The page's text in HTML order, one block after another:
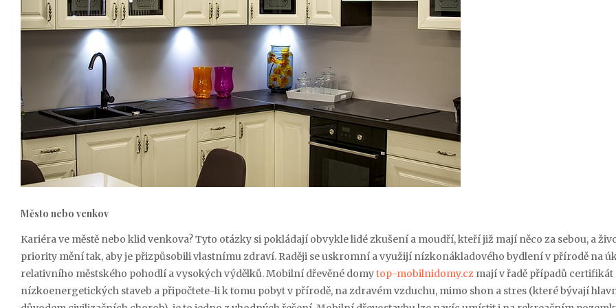
Město nebo venkov
Kariéra ve městě nebo klid venkova? Tyto otázky si pokládají obvykle lidé zkušení a moudří, kteří již mají něco za sebou, a
priority mění tak, aby je přizpůsobili vlastnímu zdraví. Raději se uskromní a využijí nízkonákladového bydlení v přírodě na
relativního městského pohodlí a vysokých výdělků. Mobilní dřevěné domytop-mobilnidomy.cz mají v řadě případů certifikát
nízkoenergetických staveb a připočtete-li k tomu pobyt v přírodě, na zdravém vzduchu, mimo shon a stres (které bývají